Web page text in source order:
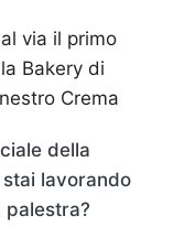
via il primo
Bakery di
Crema
della
lavorando
palestra?